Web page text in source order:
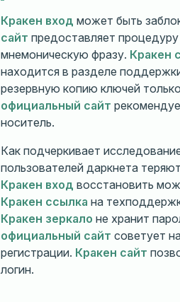
Кракен вход может быть
сайт предоставляет
мнемоническую фразу. Кракен
находится в разделе
резервную копию ключей
официальный сайт
носитель.
Как подчеркивает
пользователей даркнета
Кракен вход восстановить
Кракен ссылка на
Кракен зеркало не хранит
официальный сайт советует
регистрации. Кракен сайт
логин.